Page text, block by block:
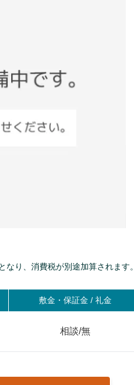
り、消費税が別途加算されます。
敷金・保証金 / 礼金
相談/無